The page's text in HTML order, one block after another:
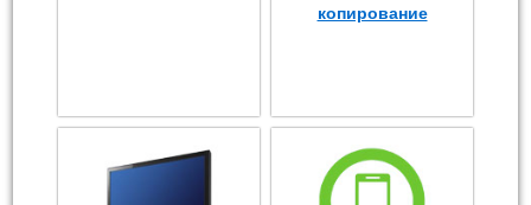
копирование